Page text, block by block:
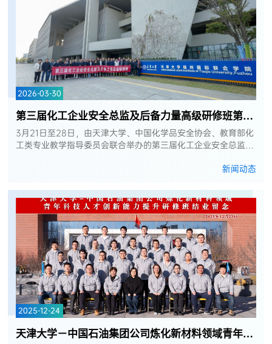
2026-03-30
第三届化工企业安全总监及后备力量高级研修班第四次集中学习顺利举办
3月21日至28日，由天津大学、中国化学品安全协会、教育部化
工类专业教学指导委员会联合举办的第三届化工企业安全总监及
新闻动态
2025-12-24
天津大学－中国石油集团公司炼化新材料领域青年科技人才创新能力提升研修...